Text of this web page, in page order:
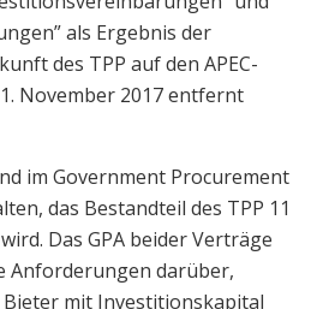
als Ergebnis der
des TPP auf den APEC-
November 2017 entfernt
im Government Procurement
das Bestandteil des TPP 11
Das GPA beider Verträge
Anforderungen darüber,
mit Investitionskapital